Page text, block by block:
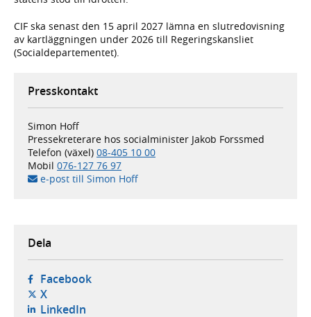
CIF ska senast den 15 april 2027 lämna en slutredovisning
av kartläggningen under 2026 till Regeringskansliet
(Socialdepartementet).
Presskontakt
Simon Hoff
Pressekreterare hos socialminister Jakob Forssmed
Telefon (växel) 08-405 10 00
Mobil 076-127 76 97
e-post till Simon Hoff
Dela
Facebook- öppnas i ny flik, extern webbplats,
X- öppnas i ny flik, extern webbplats,
LinkedIn- öppnas i ny flik, extern webbplats,